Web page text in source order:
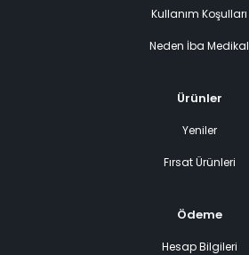
Kullanım Koşulları
Neden İba Medikal
Ürünler
Yeniler
Fırsat Ürünleri
Ödeme
Hesap Bilgileri